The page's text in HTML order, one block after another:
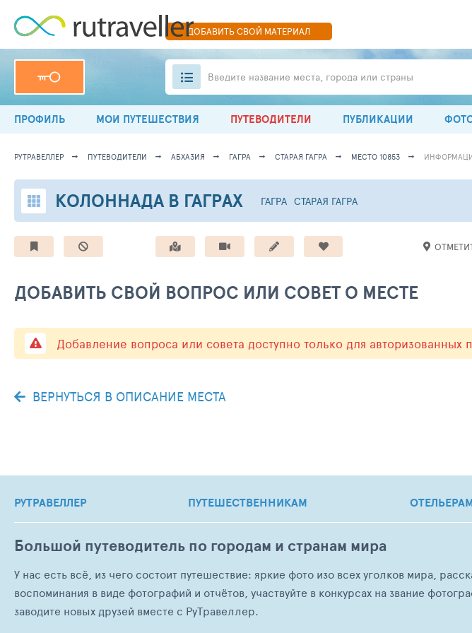
ДОБАВИТЬСВОЙ МАТЕРИАЛ
Введите название места, города или страны
ПРОФИЛЬ МОИ ПУТЕШЕСТВИЯ ПУТЕВОДИТЕЛИ ПУБЛИКАЦИИ
РУТРАВЕЛЛЕР ПУТЕВОДИТЕЛИ АБХАЗИЯ ГАГРА СТАРАЯ ГАГРА МЕСТО 10853
КОЛОННАДА В ГАГРАХ ГАГРА СТАРАЯ ГАГРА
ДОБАВИТЬ СВОЙ ВОПРОС ИЛИ СОВЕТ О МЕСТЕ
Добавление вопроса или совета доступно только для авторизованных
ВЕРНУТЬСЯ В ОПИСАНИЕ МЕСТА
РУТРАВЕЛЛЕР ПУТЕШЕСТВЕННИКАМ
Большой путеводитель по городам и странам мира
У нас есть всё, из чего состоит путешествие: яркие фото изо всех уголков мира,
воспоминания в виде фотографий и отчётов, участвуйте в конкурсах на звание
заводите новых друзей вместе с РуТравеллер.